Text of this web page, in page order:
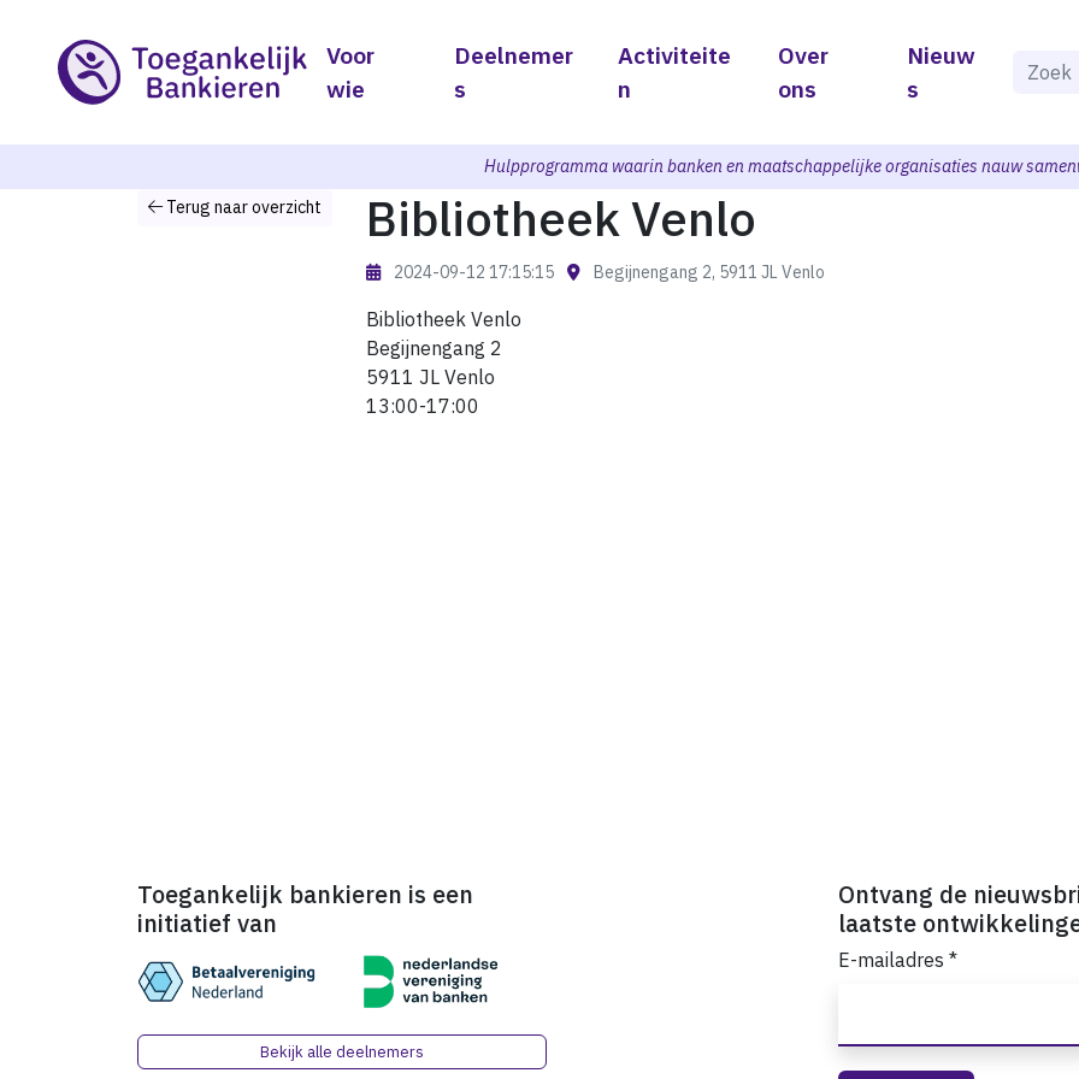
Voor
wie
Deelnemer
s
Activiteite
n
Over
ons
Nieuw
s
Als
Hulpprogramma waarin banken en maatschappelijke organisaties nauw
Terug naar overzicht
Bibliotheek Venlo
2024-09-12 17:15:15 Begijnengang 2, 5911 JL Venlo
Bibliotheek Venlo
Begijnengang 2
5911 JL Venlo
13:00-17:00
Toegankelijk bankieren is een
initiatief van
Bekijk alle deelnemers
Ontvang de
laatste
E-mailadres *